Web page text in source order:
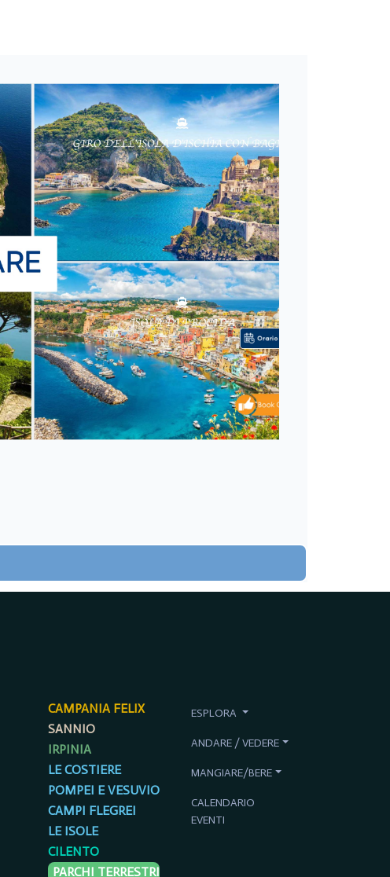
CAMPANIA FELIX
SANNIO
IRPINIA
LE COSTIERE
POMPEI E VESUVIO
CAMPI FLEGREI
LE ISOLE
CILENTO
PARCHI TERRESTRI
ESPLORA
ANDARE / VEDERE
MANGIARE/BERE
CALENDARIO
EVENTI